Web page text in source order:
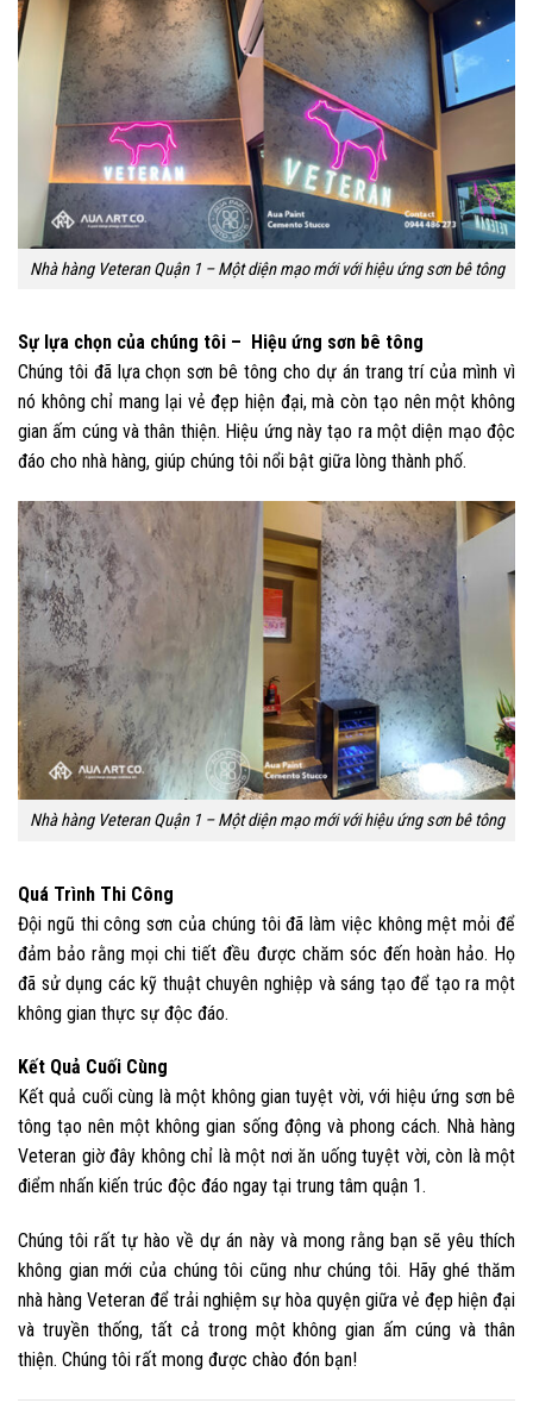
Nhà hàng Veteran Quận 1 – Một diện mạo mới với hiệu ứng sơn bê tông
Sự lựa chọn của chúng tôi – Hiệu ứng sơn bê tông
Chúng tôi đã lựa chọn sơn bê tông cho dự án trang trí của mình vì
nó không chỉ mang lại vẻ đẹp hiện đại, mà còn tạo nên một không
gian ấm cúng và thân thiện. Hiệu ứng này tạo ra một diện mạo độc
đáo cho nhà hàng, giúp chúng tôi nổi bật giữa lòng thành phố.
Nhà hàng Veteran Quận 1 – Một diện mạo mới với hiệu ứng sơn bê tông
Quá Trình Thi Công
Đội ngũ thi công sơn của chúng tôi đã làm việc không mệt mỏi để
đảm bảo rằng mọi chi tiết đều được chăm sóc đến hoàn hảo. Họ
đã sử dụng các kỹ thuật chuyên nghiệp và sáng tạo để tạo ra một
không gian thực sự độc đáo.
Kết Quả Cuối Cùng
Kết quả cuối cùng là một không gian tuyệt vời, với hiệu ứng sơn bê
tông tạo nên một không gian sống động và phong cách. Nhà hàng
Veteran giờ đây không chỉ là một nơi ăn uống tuyệt vời, còn là một
điểm nhấn kiến trúc độc đáo ngay tại trung tâm quận 1.
Chúng tôi rất tự hào về dự án này và mong rằng bạn sẽ yêu thích
không gian mới của chúng tôi cũng như chúng tôi. Hãy ghé thăm
nhà hàng Veteran để trải nghiệm sự hòa quyện giữa vẻ đẹp hiện đại
và truyền thống, tất cả trong một không gian ấm cúng và thân
thiện. Chúng tôi rất mong được chào đón bạn!